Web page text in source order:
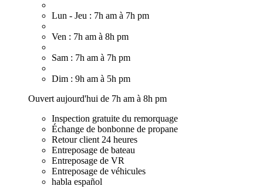
Lun - Jeu : 7h am à 7h pm
Ven : 7h am à 8h pm
Sam : 7h am à 7h pm
Dim : 9h am à 5h pm
Ouvert aujourd'hui de 7h am à 8h pm
Inspection gratuite du remorquage
Échange de bonbonne de propane
Retour client 24 heures
Entreposage de bateau
Entreposage de VR
Entreposage de véhicules
habla español